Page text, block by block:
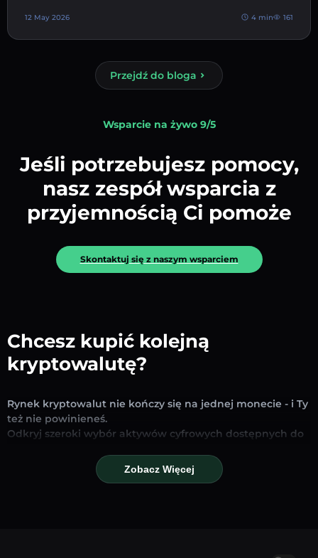
12 May 2026 4 min 161
Przejdź do bloga
Wsparcie na żywo 9/5
Jeśli potrzebujesz pomocy,
nasz zespół wsparcia z
przyjemnością Ci pomoże
Skontaktuj się z naszym wsparciem
Chcesz kupić kolejną
kryptowalutę?
Rynek kryptowalut nie kończy się na jednej monecie - i Ty
też nie powinieneś.
Odkryj szeroki wybór aktywów cyfrowych dostępnych do
tego, czy szukasz uznanych stablecoinów, obiecujących
altcoinów czy nowych trendujących tokenów – znajdziesz
Zobacz Więcej